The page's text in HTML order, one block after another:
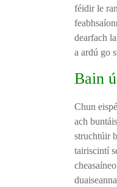
féidir le
dearfach
a ardú go
Bain
Chun
ach
struchtúir
tairiscintí